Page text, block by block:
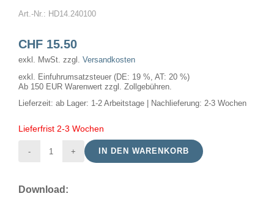
Art.-Nr.: HD14.240100
CHF15.50
exkl. MwSt. zzgl. Versandkosten
exkl. Einfuhrumsatzsteuer (DE: 19 %, AT: 20 %)
Ab 150 EUR Warenwert zzgl. Zollgebühren.
Lieferzeit: ab Lager: 1-2 Arbeitstage | Nachlieferung: 2-3 Wochen
Lieferfrist 2-3 Wochen
Halogen
240V
IN DEN WARENKORB
Download: